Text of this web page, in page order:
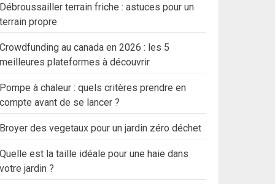
Débroussailler terrain friche : astuces pour un
terrain propre
Crowdfunding au canada en 2026 : les 5
meilleures plateformes à découvrir
Pompe à chaleur : quels critères prendre en
compte avant de se lancer ?
Broyer des vegetaux pour un jardin zéro déchet
Quelle est la taille idéale pour une haie dans
votre jardin ?